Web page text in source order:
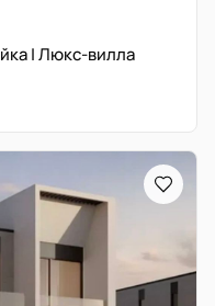
| Люкс-вилла